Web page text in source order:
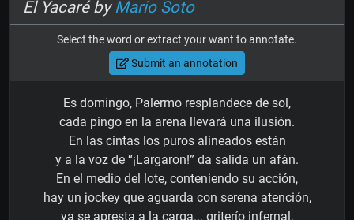
El Yacaré byMario Soto
Select the word or extract your want to annotate.
Submit an annotation
Es domingo, Palermo resplandece de sol,
cada pingo en la arena llevará una ilusión.
En las cintas los puros alineados están
y a la voz de “¡Largaron!” da salida un afán.
En el medio del lote, conteniendo su acción,
hay un jockey que aguarda con serena atención,
ya se apresta a la carga... griterío infernal.